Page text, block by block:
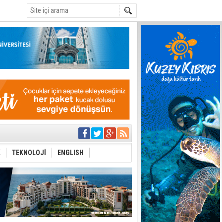
arasında
Yasası
yer sis olacak
TEKNOLOJİ ENGLISH